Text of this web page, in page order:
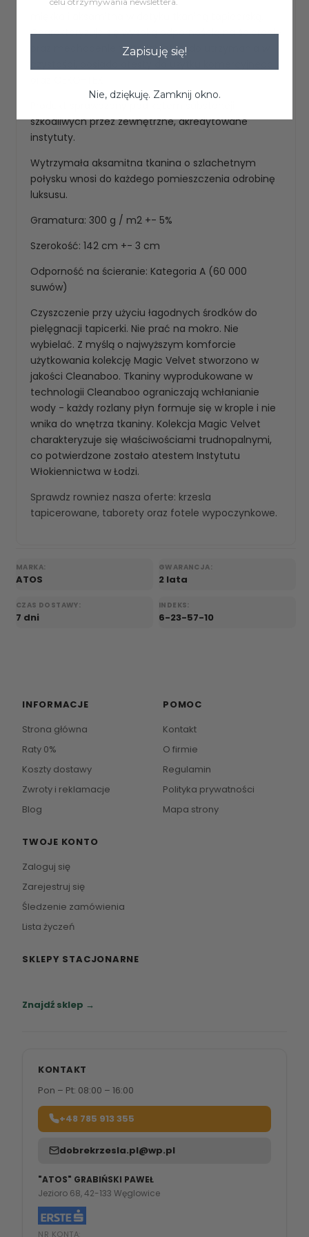
Charakteryzuje się wysoką odpornością na ścieranie
oraz mechacenie.Materiał łatwy do utrzymania w
szkodliwych przez zewnętrzne, akredytowane
instytuty.
Wytrzymała aksamitna tkanina o szlachetnym
połysku wnosi do każdego pomieszczenia odrobinę
luksusu.
Gramatura: 300 g / m2 +- 5%
Szerokość: 142 cm +- 3 cm
Odporność na ścieranie: Kategoria A (60 000
suwów)
Czyszczenie przy użyciu łagodnych środków do
pielęgnacji tapicerki. Nie prać na mokro. Nie
wybielać. Z myślą o najwyższym komforcie
użytkowania kolekcję Magic Velvet stworzono w
jakości Cleanaboo. Tkaniny wyprodukowane w
technologii Cleanaboo ograniczają wchłanianie
wody - każdy rozlany płyn formuje się w krople i nie
wnika do wnętrza tkaniny. Kolekcja Magic Velvet
charakteryzuje się właściwościami trudnopalnymi,
co potwierdzone zostało atestem Instytutu
Włokiennictwa w Łodzi.
Sprawdz rowniez nasza oferte: krzesla
tapicerowane, taborety oraz fotele wypoczynkowe.
MARKA:
ATOS
GWARANCJA:
2 lata
CZAS DOSTAWY:
7 dni
INDEKS:
6-23-57-10
INFORMACJE
Strona główna
Raty 0%
Koszty dostawy
Zwroty i reklamacje
Blog
POMOC
Kontakt
O firmie
Regulamin
Polityka prywatności
Mapa strony
TWOJE KONTO
Zaloguj się
Zarejestruj się
Śledzenie zamówienia
Lista życzeń
SKLEPY STACJONARNE
Znajdź sklep →
KONTAKT
Pon – Pt: 08:00 – 16:00
+48 785 913 355
dobrekrzesla.pl@wp.pl
"ATOS" GRABIŃSKI PAWEŁ
Jezioro 68, 42-133 Węglowice
NR KONTA:
Zapisuję się!
Nie, dziękuję. Zamknij okno.